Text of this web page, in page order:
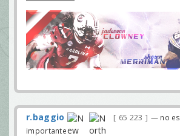
r.baggio 65 223
— no es
importante